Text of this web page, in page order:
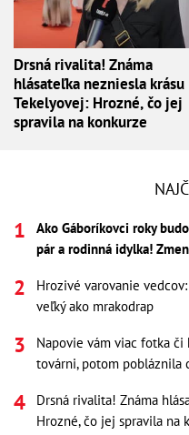
Drsná rivalita! Známa
hlásateľka nezniesla krásu
Tekelyovej: Hrozné, čo jej
spravila na konkurze
Ako Gáboríkovci roky
pár a rodinná idylka!
Hrozivé varovanie
veľký ako mrakodrap
Napovie vám viac fotka či
továrni, potom pobláznila
Drsná rivalita! Známa
Hrozné, čo jej spravila na